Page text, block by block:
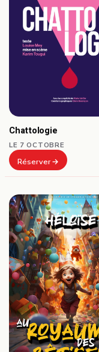
Chattologie
LE 7 OCTOBRE
Réserver